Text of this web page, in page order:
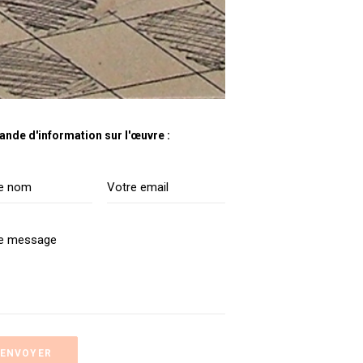
d'information sur l'œuvre :